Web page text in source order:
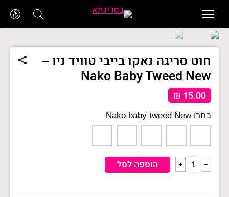
חוט סריגה נאקו בייבי טוויד ניו –
Nako Baby Tweed New
₪ 15.00
Nako baby tweed New
כמות
של
﹣
﹢ הוספה לסל